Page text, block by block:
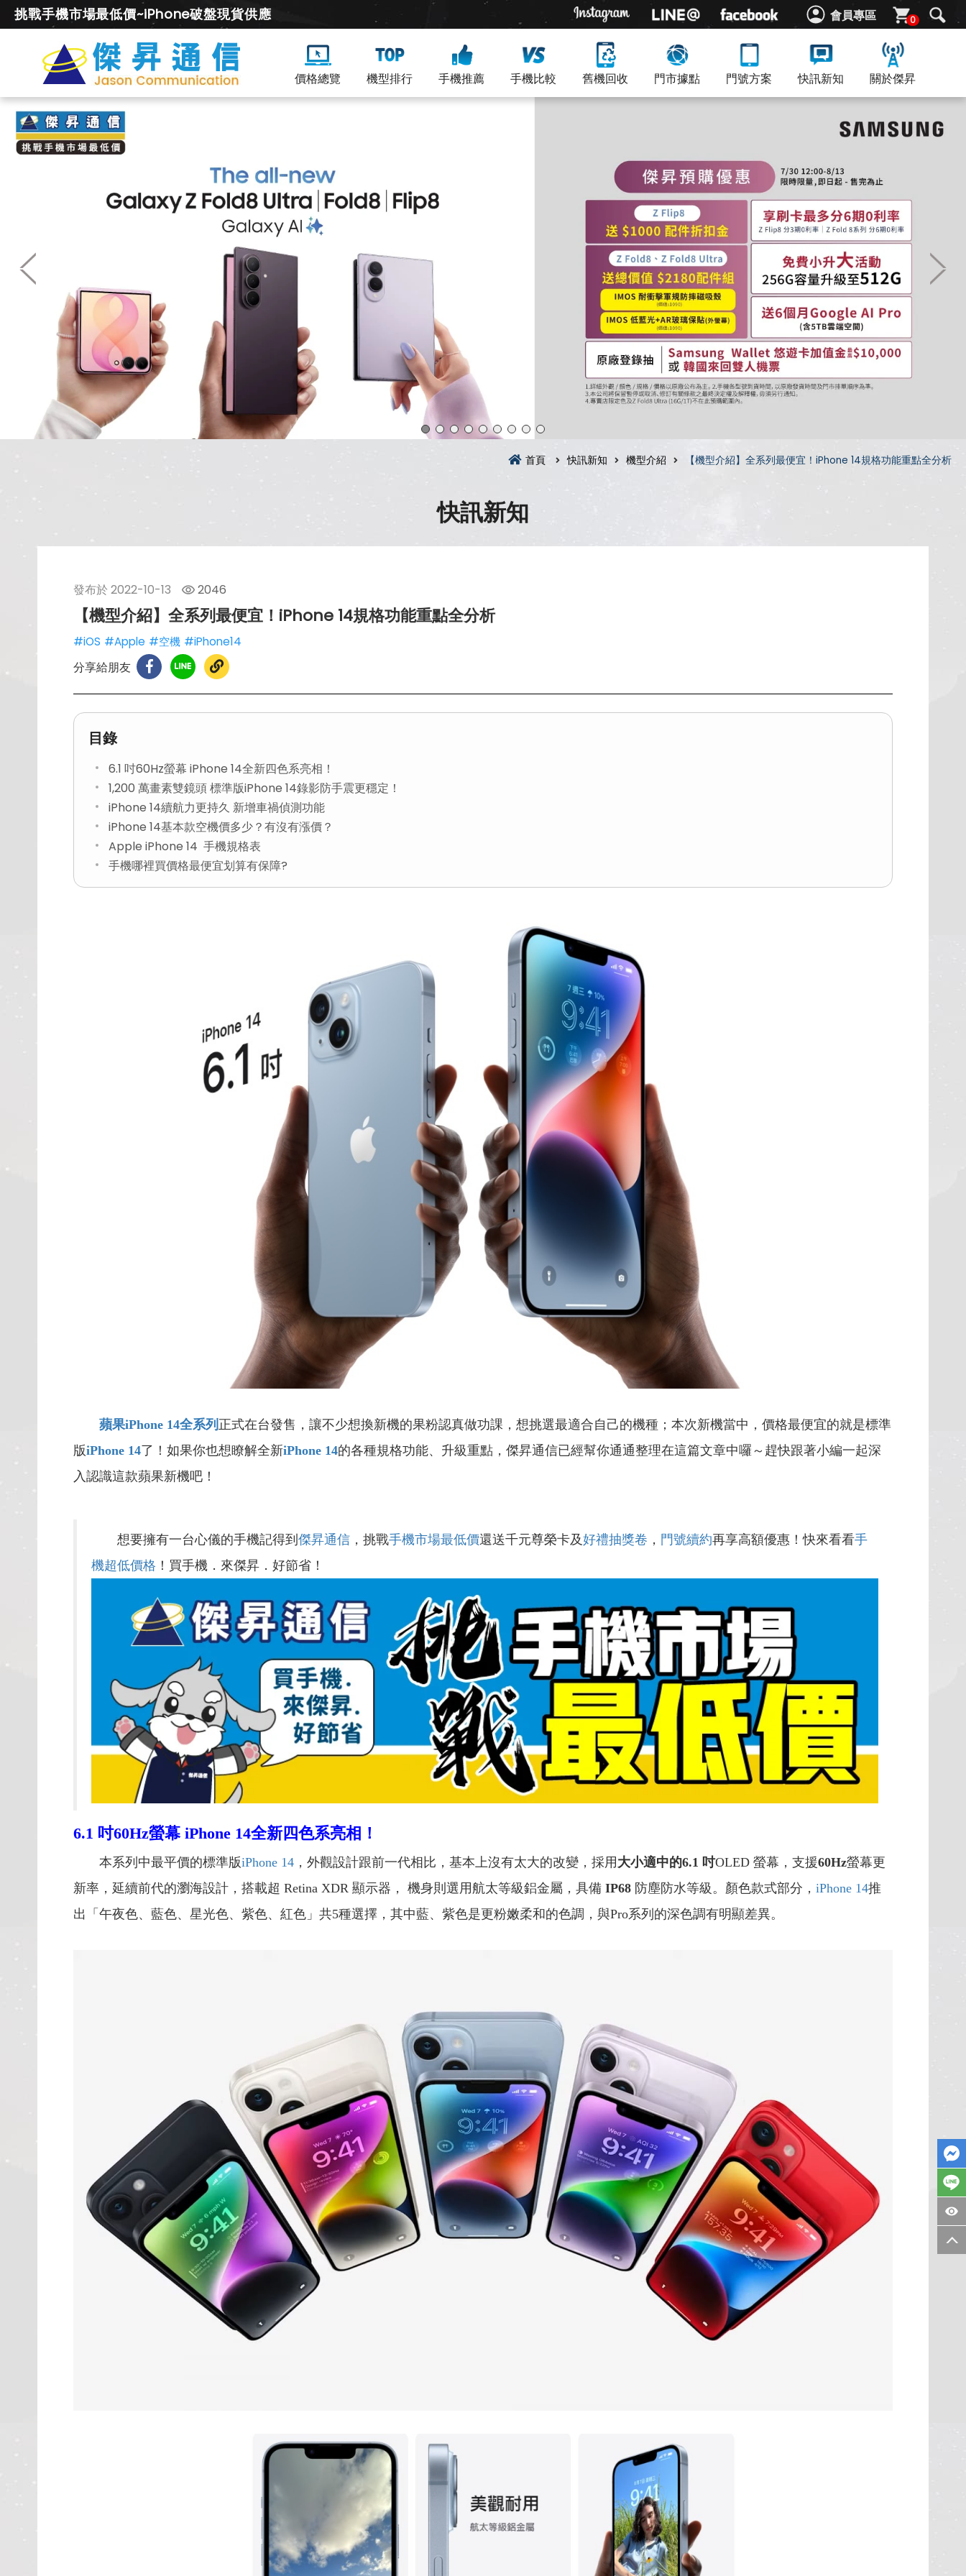
會員專區 0
挑戰手機市場最低價~iPhone破盤現貨供應
價格總覽 機型排行 手機推薦 手機比較 舊機回收 門市據點 門號方案 快訊新知 關於傑昇
首頁 快訊新知 機型介紹 【機型介紹】全系列最便宜！iPhone 14規格功能重點全分析
快訊新知
發布於 2022-10-13 2046
【機型介紹】全系列最便宜！iPhone 14規格功能重點全分析
#iOS #Apple #空機 #iPhone14
分享給朋友
目錄
6.1 吋60Hz螢幕 iPhone 14全新四色系亮相！
1,200 萬畫素雙鏡頭 標準版iPhone 14錄影防手震更穩定！
iPhone 14續航力更持久 新增車禍偵測功能
iPhone 14基本款空機價多少？有沒有漲價？
Apple iPhone 14 手機規格表
手機哪裡買價格最便宜划算有保障?
蘋果iPhone 14全系列 正式在台發售，讓不少想換新機的果粉認真做功課，想挑選最適合自己的機種；本次新機當中，價格最便宜的就是標準
版iPhone 14了！如果你也想瞭解全新iPhone 14的各種規格功能、升級重點，傑昇通信已經幫你通通整理在這篇文章中囉～趕快跟著小編一起深
入認識這款蘋果新機吧！
想要擁有一台心儀的手機記得到 傑昇通信 ，挑戰手機市場最低價還送千元尊榮卡及好禮抽獎卷 ， 門號續約再享高額優惠！快來看看手
機超低價格 ！買手機．來傑昇．好節省！
6.1 吋60Hz螢幕 iPhone 14全新四色系亮相！
本系列中最平價的標準版iPhone 14 ，外觀設計跟前一代相比，基本上沒有太大的改變，採用 大小適中的6.1 吋OLED 螢幕，支援60Hz螢幕更
新率，延續前代的瀏海設計，搭載超 Retina XDR 顯示器， 機身則選用航太等級鋁金屬，具備 IP68 防塵防水等級。顏色款式部分， iPhone 14推
出「午夜色、藍色、星光色、紫色、紅色」共5種選擇，其中藍、紫色是更粉嫩柔和的色調，與Pro系列的深色調有明顯差異。